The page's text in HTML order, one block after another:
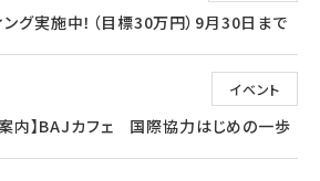
ング実施中！（目標30万円）9月30日まで
イベント
内】BAJカフェ 国際協力はじめの一歩